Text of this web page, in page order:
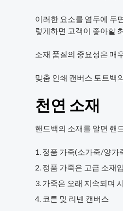
이러한 요소를 염두에 두
렇게하면 고객이 좋아할
소재 품질의 중요성은 매
맞춤 인쇄 캔버스 토트백
천연 소재
핸드백의 소재를 알면 핸
정품 가죽(소가죽/양가
정품 가죽은 고급 소재
가죽은 오래 지속되며
코튼 및 리넨 캔버스